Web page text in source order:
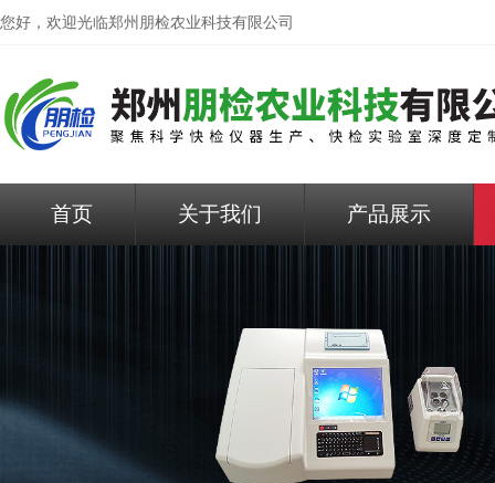
您好，欢迎光临郑州朋检农业科技有限公司
首页 关于我们 产品展示